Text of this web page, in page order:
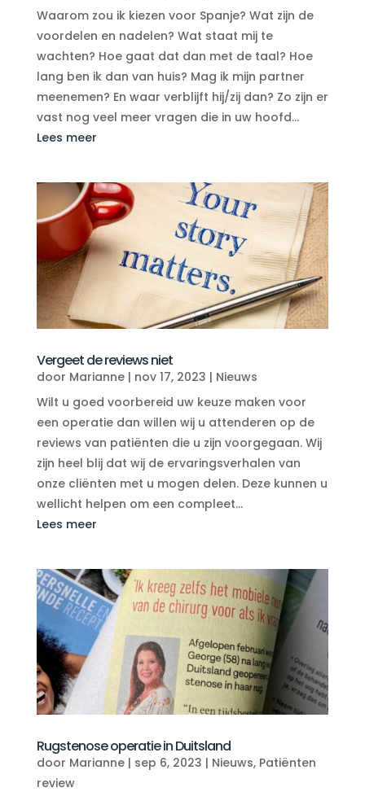
Waarom zou ik kiezen voor Spanje? Wat zijn de
voordelen en nadelen? Wat staat mij te
wachten? Hoe gaat dat dan met de taal? Hoe
lang ben ik dan van huis? Mag ik mijn partner
meenemen? En waar verblijft hij/zij dan? Zo zijn er
vast nog veel meer vragen die in uw hoofd...
Lees meer
Vergeet de reviews niet
door Marianne| nov 17, 2023 | Nieuws
Wilt u goed voorbereid uw keuze maken voor
een operatie dan willen wij u attenderen op de
reviews van patiënten die u zijn voorgegaan. Wij
zijn heel blij dat wij de ervaringsverhalen van
onze cliënten met u mogen delen. Deze kunnen u
wellicht helpen om een compleet...
Lees meer
Rugstenose operatie in Duitsland
door Marianne| sep 6, 2023 | Nieuws, Patiënten
review